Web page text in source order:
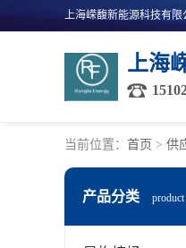
上海
当前位置： 首页 > 供
产品分类 product